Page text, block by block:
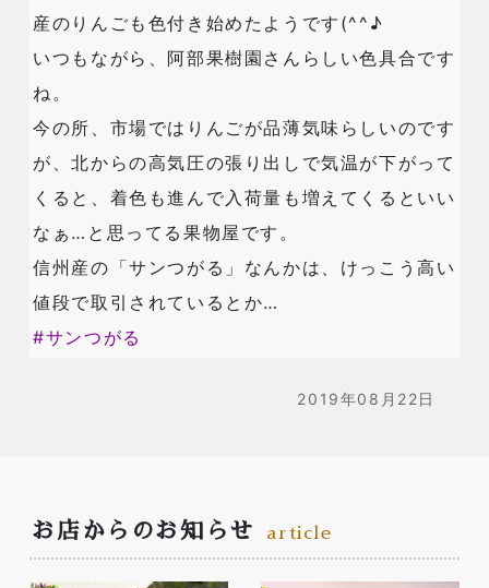
産のりんごも色付き始めたようです(^^♪
いつもながら、阿部果樹園さんらしい色具合です
ね。
今の所、市場ではりんごが品薄気味らしいのです
が、北からの高気圧の張り出しで気温が下がって
くると、着色も進んで入荷量も増えてくるといい
なぁ…と思ってる果物屋です。
信州産の「サンつがる」なんかは、けっこう高い
値段で取引されているとか…
#サンつがる
2019年08月22日
お店からのお知らせ article